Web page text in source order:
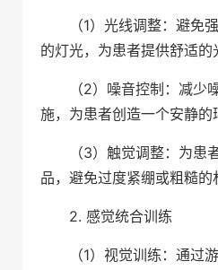
（1）光线调整：避免
的灯光，为患者提供舒适的
（2）噪音控制：减少
施，为患者创造一个安静的
（3）触觉调整：为患
品，避免过度紧绷或粗糙的
2. 感觉统合训练
（1）视觉训练：通过